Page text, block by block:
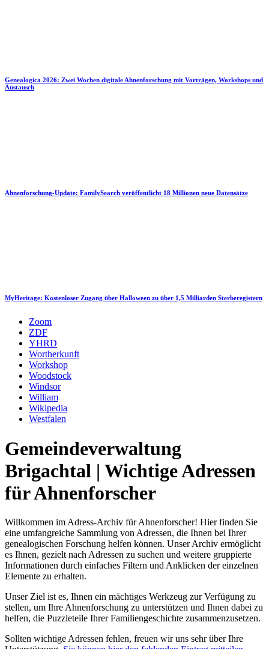
Genealogica 2026: Zwei Wochen digitale Ahnenforschung mit Vorträgen, Workshops und
Austausch
Ahnenforschung-Update: FamilySearch veröffentlicht 18 Millionen neue Datensätze
MyHeritage: Kostenloser Zugang über Halloween zu über 1,5 Milliarden Sterberegistern
Zoom
ZDF
YHRD
Wortherkunft
Workshop
Woodstock
Windsor
William
Wikipedia
Westfalen
Gemeindeverwaltung
Brigachtal | Wichtige Adressen
für Ahnenforscher
Willkommen im Adress-Archiv für Ahnenforscher! Hier finden Sie
eine umfangreiche Sammlung von Adressen, die Ihnen bei Ihrer
genealogischen Forschung helfen können. Unser Archiv ermöglicht
es Ihnen, gezielt nach Adressen zu suchen und weitere gruppierte
Informationen durch einfaches Filtern und Anklicken der einzelnen
Elemente zu erhalten.
Unser Ziel ist es, Ihnen ein mächtiges Werkzeug zur Verfügung zu
stellen, um Ihre Ahnenforschung zu unterstützen und Ihnen dabei zu
helfen, die Puzzleteile Ihrer Familiengeschichte zusammenzusetzen.
Sollten wichtige Adressen fehlen, freuen wir uns sehr über Ihre